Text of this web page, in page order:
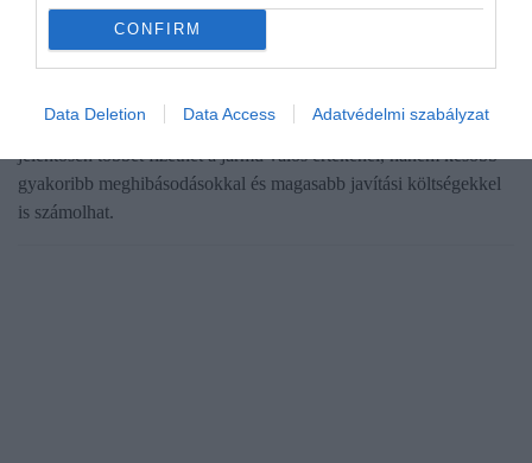
CONFIRM
Data Deletion Data Access Adatvédelmi szabályzat
Ennyit bukik egy magyar vásárló megbuherált
kilométerórájú autóval
Aki manipulált futásteljesítményű autót vásárol, nemcsak
jelentősen többet fizethet a jármű valós értékénél, hanem később
gyakoribb meghibásodásokkal és magasabb javítási költségekkel
is számolhat.